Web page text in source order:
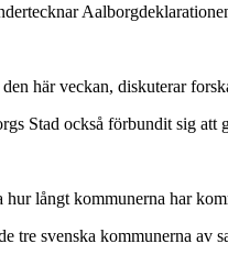
här veckan, diskuterar
Stad också förbundit sig
hur långt kommunerna har
tre svenska kommunerna av